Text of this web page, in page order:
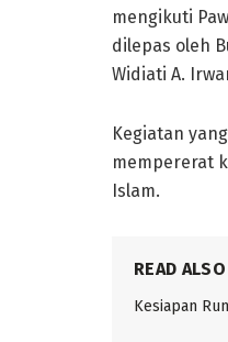
mengikuti
dilepas oleh
Widiati A.
Kegiatan
mempererat
Islam.
READ ALSO
Kesiapan